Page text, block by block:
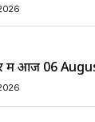
आज 06